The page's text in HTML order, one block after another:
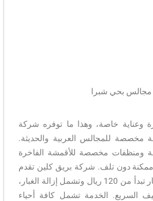
مجالس بحي شبرا
وعناية خاصة، وهذا ما توفره شركة
للمجالس العربية والحديثة.
ومنظفات مخصصة للأقمشة الفاخرة
دون تلف. شركة بريق كلين تقدم
خدمة تنظيف المجالس بأسعار تبدأ من 120 ريال وتشمل إزالة الغبار،
السريع. الخدمة تشمل كافة أحياء